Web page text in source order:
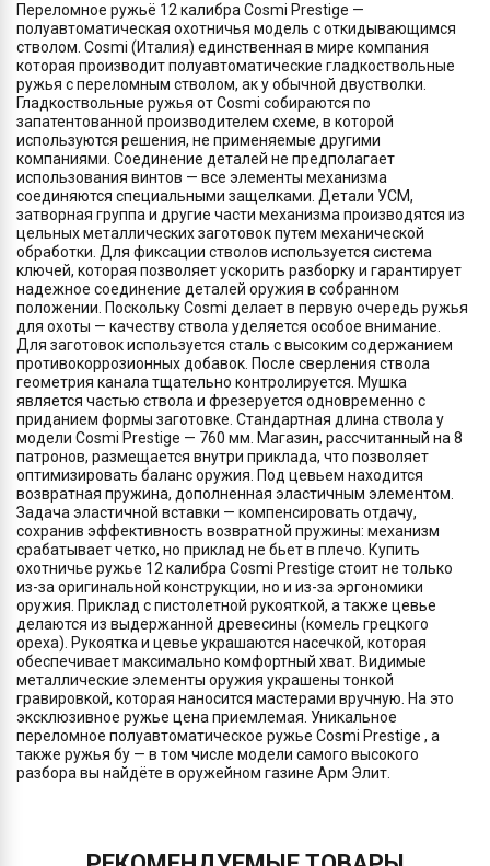
Переломное ружьё 12 калибра Cosmi Prestige —
полуавтоматическая охотничья модель с откидывающимся
стволом. Cosmi (Италия) единственная в мире компания
которая производит полуавтоматические гладкоствольные
ружья с переломным стволом, ак у обычной двустволки.
Гладкоствольные ружья от Cosmi собираются по
запатентованной производителем схеме, в которой
используются решения, не применяемые другими
компаниями. Соединение деталей не предполагает
использования винтов — все элементы механизма
соединяются специальными защелками. Детали УСМ,
затворная группа и другие части механизма производятся из
цельных металлических заготовок путем механической
обработки. Для фиксации стволов используется система
ключей, которая позволяет ускорить разборку и гарантирует
надежное соединение деталей оружия в собранном
положении. Поскольку Cosmi делает в первую очередь ружья
для охоты — качеству ствола уделяется особое внимание.
Для заготовок используется сталь с высоким содержанием
противокоррозионных добавок. После сверления ствола
геометрия канала тщательно контролируется. Мушка
является частью ствола и фрезеруется одновременно с
приданием формы заготовке. Стандартная длина ствола у
модели Cosmi Prestige — 760 мм. Магазин, рассчитанный на 8
патронов, размещается внутри приклада, что позволяет
оптимизировать баланс оружия. Под цевьем находится
возвратная пружина, дополненная эластичным элементом.
Задача эластичной вставки — компенсировать отдачу,
сохранив эффективность возвратной пружины: механизм
срабатывает четко, но приклад не бьет в плечо. Купить
охотничье ружье 12 калибра Cosmi Prestige стоит не только
из-за оригинальной конструкции, но и из-за эргономики
оружия. Приклад с пистолетной рукояткой, а также цевье
делаются из выдержанной древесины (комель грецкого
ореха). Рукоятка и цевье украшаются насечкой, которая
обеспечивает максимально комфортный хват. Видимые
металлические элементы оружия украшены тонкой
гравировкой, которая наносится мастерами вручную. На это
эксклюзивное ружье цена приемлемая. Уникальное
переломное полуавтоматическое ружье Cosmi Prestige , а
также ружья бу — в том числе модели самого высокого
разбора вы найдёте в оружейном газине Арм Элит.